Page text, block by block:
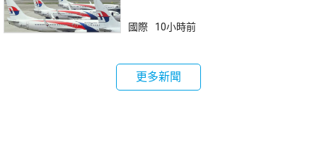
國際 10小時前
更多新聞